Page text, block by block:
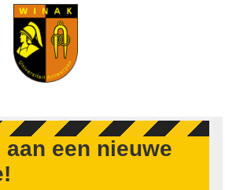
gaan
een nieuwe